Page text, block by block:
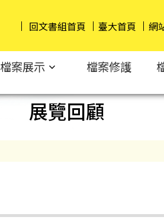
回文書組首頁
臺大首頁 網
檔案展示 檔案修護
展覽回顧